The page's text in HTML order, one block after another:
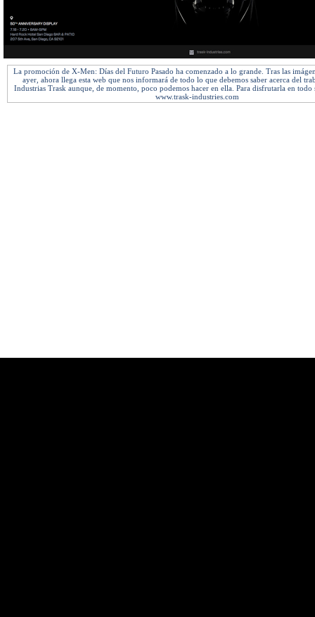
La promoción de X-Men: Días del Futuro Pasado ha comenzado a lo grande. Tras las
ayer, ahora llega esta web que nos informará de todo lo que debemos saber acerca del
Industrias Trask aunque, de momento, poco podemos hacer en ella. Para disfrutarla en todo
www.trask-industries.com